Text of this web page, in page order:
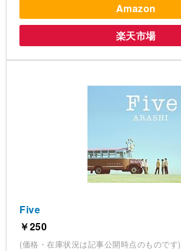
Amazon
楽天市場
Five
￥250
(価格・在庫状況は記事公開時点のものです)